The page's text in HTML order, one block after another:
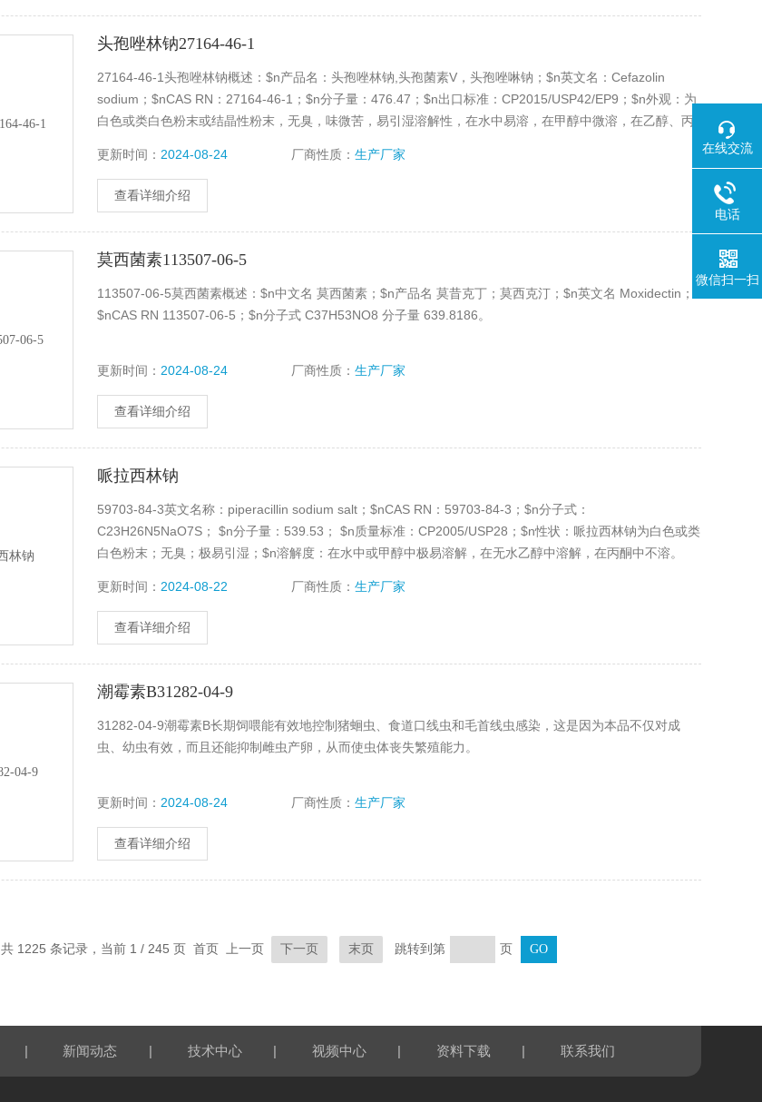
头孢唑林钠27164-46-1
27164-46-1头孢唑林钠概述：$n产品名：头孢唑林钠,头孢菌素V，头孢唑啉钠；$n英文名：Cefazolin
sodium；$nCAS RN：27164-46-1；$n分子量：476.47；$n出口标准：CP2015/USP42/EP9；$n外观：为
白色或类白色粉末或结晶性粉末，无臭，味微苦，易引湿溶解性，在水中易溶，在甲醇中微溶，在乙醇、丙
更新时间： 2024-08-24 厂商性质：生产厂家
查看详细介绍
莫西菌素113507-06-5
113507-06-5莫西菌素概述：$n中文名 莫西菌素；$n产品名 莫昔克丁；莫西克汀；$n英文名 Moxidectin；
$nCAS RN 113507-06-5；$n分子式 C37H53NO8 分子量 639.8186。
更新时间： 2024-08-24 厂商性质：生产厂家
查看详细介绍
哌拉西林钠
59703-84-3英文名称：piperacillin sodium salt；$nCAS RN：59703-84-3；$n分子式：
C23H26N5NaO7S； $n分子量：539.53； $n质量标准：CP2005/USP28；$n性状：哌拉西林钠为白色或类
白色粉末；无臭；极易引湿；$n溶解度：在水中或甲醇中极易溶解，在无水乙醇中溶解，在丙酮中不溶。
更新时间： 2024-08-22 厂商性质：生产厂家
查看详细介绍
潮霉素B31282-04-9
31282-04-9潮霉素B长期饲喂能有效地控制猪蛔虫、食道口线虫和毛首线虫感染，这是因为本品不仅对成
虫、幼虫有效，而且还能抑制雌虫产卵，从而使虫体丧失繁殖能力。
更新时间： 2024-08-24 厂商性质：生产厂家
查看详细介绍
共 1225 条记录，当前 1 / 245 页 首页 上一页 下一页 末页 跳转到第 页
| 新闻动态 | 技术中心 | 视频中心 | 资料下载 | 联系我们
在线交流
电话
微信扫一扫